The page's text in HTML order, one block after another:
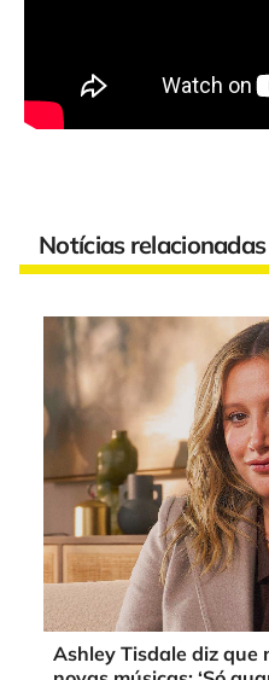
Notícias relacionadas
Ashley Tisdale diz que